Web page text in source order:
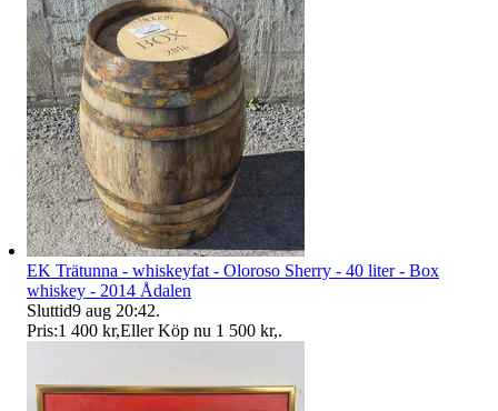
EK Trätunna - whiskeyfat - Oloroso Sherry - 40 liter - Box
whiskey - 2014 Ådalen
Sluttid9 aug 20:42.
Pris:1 400 kr,Eller Köp nu 1 500 kr,.